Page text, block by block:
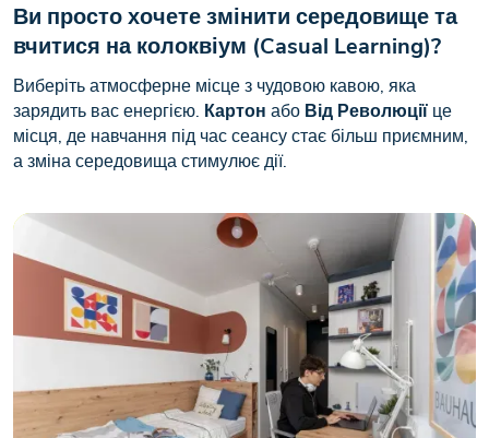
Ви просто хочете змінити середовище та
вчитися на колоквіум (Casual Learning)?
Виберіть атмосферне місце з чудовою кавою, яка
зарядить вас енергією. Картон або Від Революціїце
місця, де навчання під час сеансу стає більш приємним,
а зміна середовища стимулює дії.